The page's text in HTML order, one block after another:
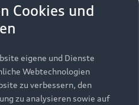
Cookies und
eigene und Dienste
Webtechnologien
zu verbessern, den
zu analysieren sowie auf